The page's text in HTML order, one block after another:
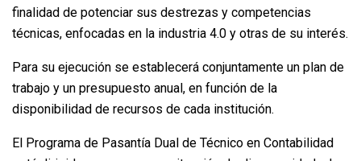
finalidad de potenciar sus destrezas y competencias
técnicas, enfocadas en la industria 4.0 y otras de su interés.
Para su ejecución se establecerá conjuntamente un plan de
trabajo y un presupuesto anual, en función de la
disponibilidad de recursos de cada institución.
El Programa de Pasantía Dual de Técnico en Contabilidad